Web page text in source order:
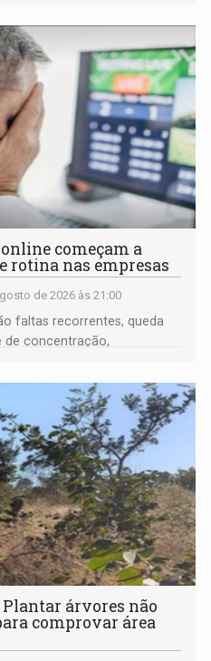
começam a
rotina nas empresas
de 2026 às 21:00
faltas recorrentes, queda
de concentração,
Plantar árvores não
comprovar área